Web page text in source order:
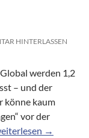
HINTERLASSEN
werden 1,2
– und der
könne kaum
vor der
→